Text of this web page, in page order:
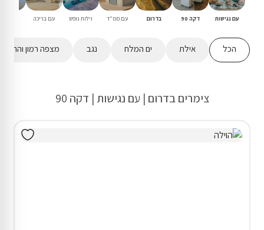
עם נגישות דקה 90 בדרום עם ממ"ד וילות נופש עם בריכה
הכל אילת ים המלח נגב מצפה רמון והר
צימרים בדרום | עם נגישות | דקה 90